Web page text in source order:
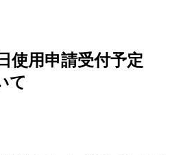
使用申請受付予定
て